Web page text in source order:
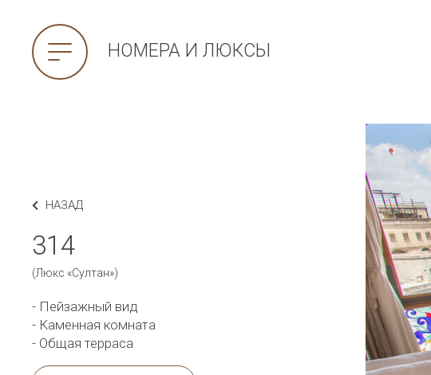
НОМЕРА И ЛЮКСЫ
НАЗАД
314
(Люкс «Султан»)
- Пейзажный вид
- Каменная комната
- Общая терраса